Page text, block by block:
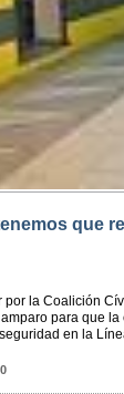
que
por la Coalición
para que
en la